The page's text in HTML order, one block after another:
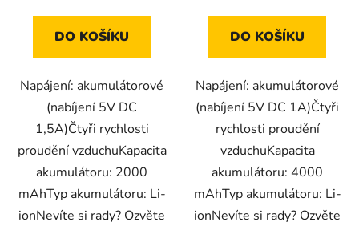
DO KOŠÍKU
Napájení: akumulátorové
(nabíjení 5V DC
1,5A)Čtyři rychlosti
proudění vzduchuKapacita
akumulátoru: 2000
mAhTyp akumulátoru: Li-
ionNevíte si rady? Ozvěte
DO KOŠÍKU
Napájení: akumulátorové
(nabíjení 5V DC 1A)Čtyři
rychlosti proudění
vzduchuKapacita
akumulátoru: 4000
mAhTyp akumulátoru: Li-
ionNevíte si rady? Ozvěte